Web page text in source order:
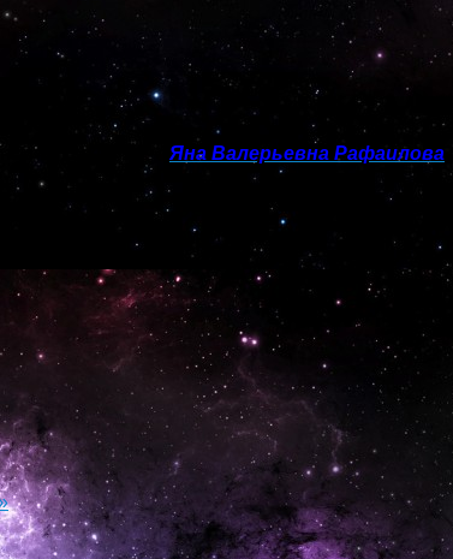
психолог — Яна Валерьевна Рафаилова
знакомства с системой таро.